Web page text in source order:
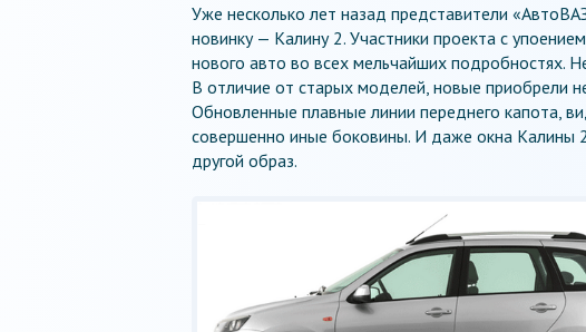
Уже несколько лет назад представители
новинку — Калину 2. Участники проекта с
нового авто во всех мельчайших подробностях.
В отличие от старых моделей, новые приобрели
Обновленные плавные линии переднего капота,
совершенно иные боковины. И даже окна Калины
другой образ.